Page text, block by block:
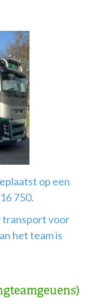
op een
750.
voor
het team is